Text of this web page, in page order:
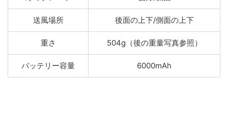
送風場所 後面の上下/側面の上下
重さ 504g（後の重量写真参照）
バッテリー容量 6000mAh